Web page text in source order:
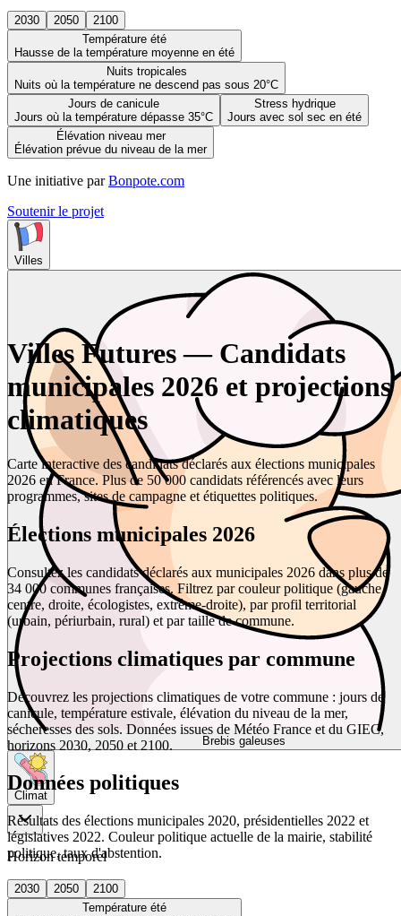
2030 2050
2100
Température été
Hausse de la température moyenne en été
Nuits tropicales
Nuits où la température ne descend pas sous 20°C
Jours de canicule
Jours où la température dépasse 35°C
Stress hydrique
Jours avec sol sec en été
Élévation niveau mer
Élévation prévue du niveau de la mer
Une initiative par Bonpote.com
Soutenir le projet
Villes
Brebis galeuses
Climat
Horizon temporel
2030 2050
2100
Température été
Villes Futures — Candidats
municipales 2026 et projections
climatiques
Carte interactive des candidats déclarés aux élections municipales
2026 en France. Plus de 50 000 candidats référencés avec leurs
programmes, sites de campagne et étiquettes politiques.
Élections municipales 2026
Consultez les candidats déclarés aux municipales 2026 dans plus de
34 000 communes françaises. Filtrez par couleur politique (gauche,
centre, droite, écologistes, extrême-droite), par profil territorial
(urbain, périurbain, rural) et par taille de commune.
Projections climatiques par commune
Découvrez les projections climatiques de votre commune : jours de
canicule, température estivale, élévation du niveau de la mer,
sécheresses des sols. Données issues de Météo France et du GIEC,
horizons 2030, 2050 et 2100.
Données politiques
Résultats des élections municipales 2020, présidentielles 2022 et
législatives 2022. Couleur politique actuelle de la mairie, stabilité
politique, taux d'abstention.